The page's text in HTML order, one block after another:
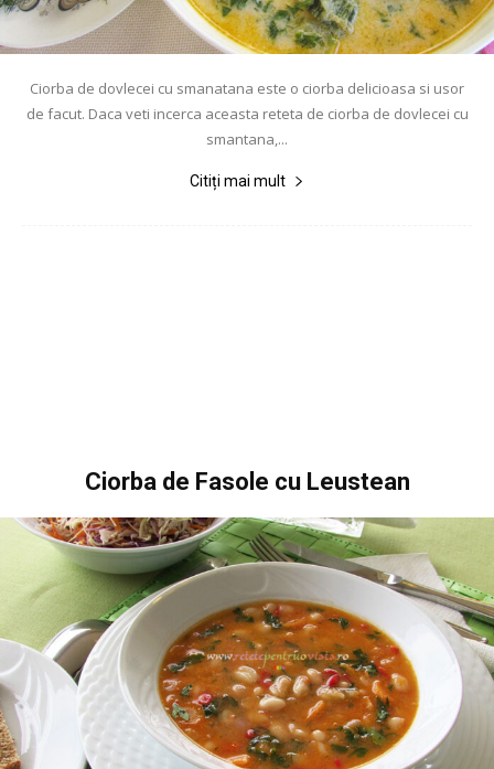
Ciorba de dovlecei cu smanatana este o ciorba delicioasa si usor
de facut. Daca veti incerca aceasta reteta de ciorba de dovlecei cu
smantana,...
Citiți mai mult
Ciorba de Fasole cu Leustean